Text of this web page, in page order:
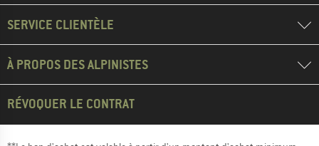
SERVICE CLIENTÈLE
À PROPOS DES ALPINISTES
RÉVOQUER LE CONTRAT